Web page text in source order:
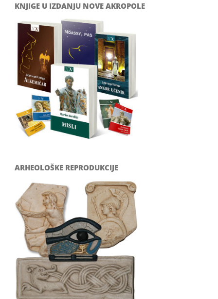
KNJIGE U IZDANJU NOVE AKROPOLE
ARHEOLOŠKE REPRODUKCIJE